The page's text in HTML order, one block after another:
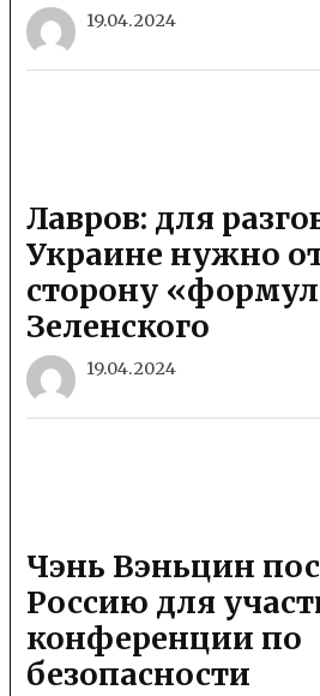
19.04.2024
Лавров: для
Украине нужно
сторону
Зеленского
19.04.2024
Чэнь Вэньцин
Россию для
конференции по
безопасности